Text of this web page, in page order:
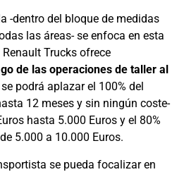
-dentro del bloque de medidas
las áreas- se enfoca en esta
Trucks ofrece
de las operaciones de taller al
podrá aplazar el 100% del
12 meses y sin ningún coste-
hasta 5.000 Euros y el 80%
5.000 a 10.000 Euros.
se pueda focalizar en